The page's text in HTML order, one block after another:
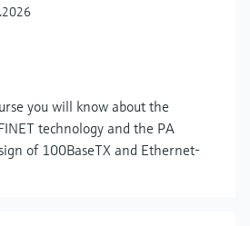
you will know about the
technology and the PA
of 100BaseTX and Ethernet-